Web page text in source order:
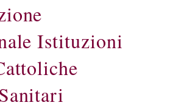
Istituzioni